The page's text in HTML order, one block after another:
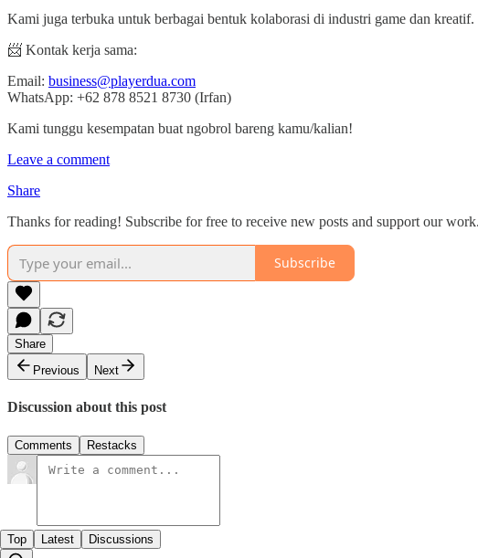
Kami juga terbuka untuk berbagai bentuk kolaborasi di industri game dan kreatif.
📨 Kontak kerja sama:
Email: business@playerdua.com
WhatsApp: +62 878 8521 8730 (Irfan)
Kami tunggu kesempatan buat ngobrol bareng kamu/kalian!
Leave a comment
Share
Thanks for reading! Subscribe for free to receive new posts and support our work.
Subscribe
Share
Previous
Next
Discussion about this post
Comments Restacks
Top Latest Discussions